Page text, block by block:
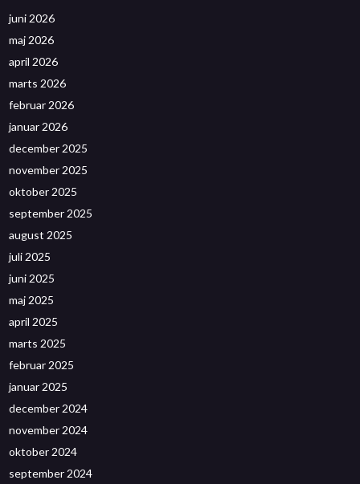
juni 2026
maj 2026
april 2026
marts 2026
februar 2026
januar 2026
december 2025
november 2025
oktober 2025
september 2025
august 2025
juli 2025
juni 2025
maj 2025
april 2025
marts 2025
februar 2025
januar 2025
december 2024
november 2024
oktober 2024
september 2024